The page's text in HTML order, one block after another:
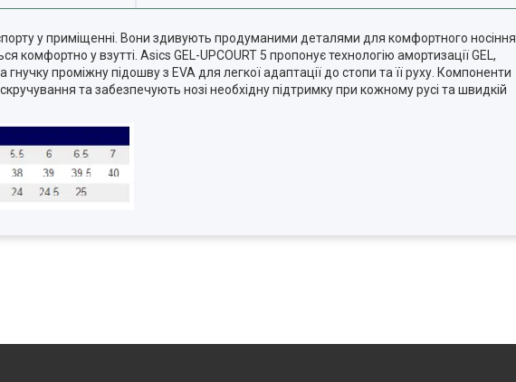
у приміщенні. Вони здивують продуманими деталями для комфортного носіння.
комфортно у взутті. Asics GEL-UPCOURT 5 пропонує технологію амортизації GEL,
проміжну підошву з EVA для легкої адаптації до стопи та її руху. Компоненти
та забезпечують нозі необхідну підтримку при кожному русі та швидкій